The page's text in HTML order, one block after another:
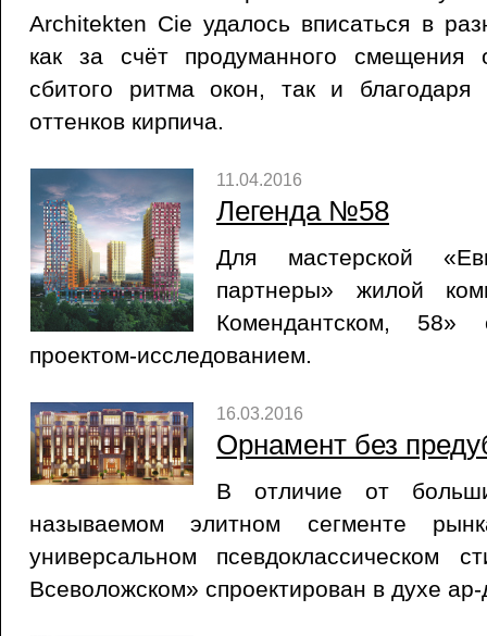
Architekten Cie удалось вписаться в
как за счёт продуманного смещения
сбитого ритма окон, так и благодаря
оттенков кирпича.
11.04.2016
Легенда №58
Для мастерской
партнеры» жилой
Комендантском, 58»
проектом-исследованием.
16.03.2016
Орнамент без
В отличие от
называемом элитном сегменте
универсальном псевдоклассическом
Всеволожском» спроектирован в духе ар-